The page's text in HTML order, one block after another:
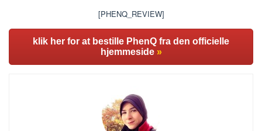
[PHENQ_REVIEW]
klik her for at bestille PhenQ fra den officielle
hjemmeside »